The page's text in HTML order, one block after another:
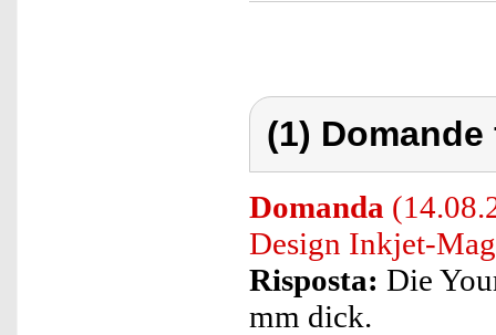
(1)
Domanda
Design Inkjet-
Risposta: Die
mm dick.